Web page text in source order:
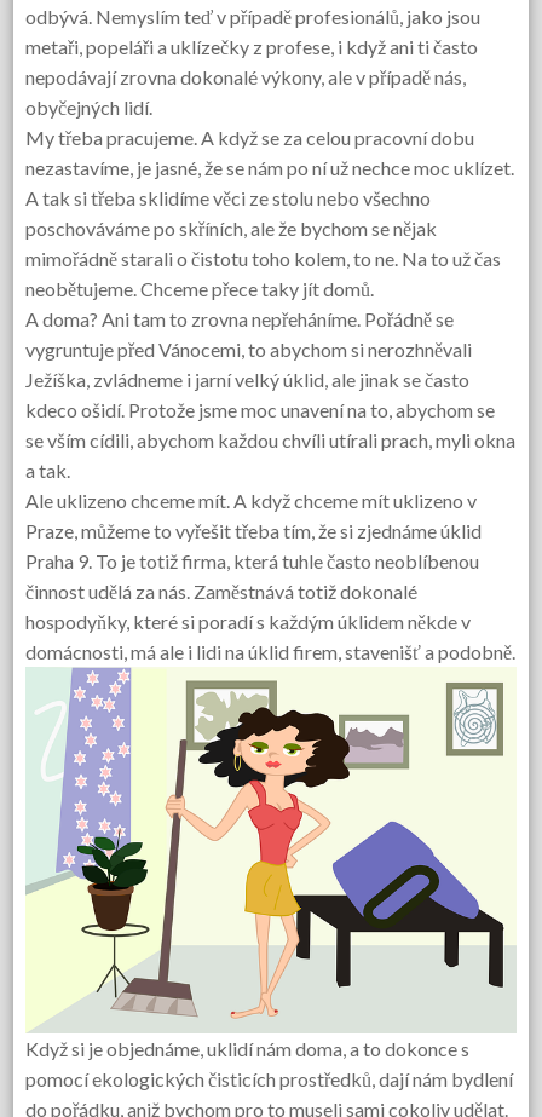
odbývá. Nemyslím teď v případě profesionálů, jako jsou
metaři, popeláři a uklízečky z profese, i když ani ti často
nepodávají zrovna dokonalé výkony, ale v případě nás,
obyčejných lidí.
My třeba pracujeme. A když se za celou pracovní dobu
nezastavíme, je jasné, že se nám po ní už nechce moc uklízet.
A tak si třeba sklidíme věci ze stolu nebo všechno
poschováváme po skříních, ale že bychom se nějak
mimořádně starali o čistotu toho kolem, to ne. Na to už čas
neobětujeme. Chceme přece taky jít domů.
A doma? Ani tam to zrovna nepřeháníme. Pořádně se
vygruntuje před Vánocemi, to abychom si nerozhněvali
Ježíška, zvládneme i jarní velký úklid, ale jinak se často
kdeco ošidí. Protože jsme moc unavení na to, abychom se
se vším cídili, abychom každou chvíli utírali prach, myli okna
a tak.
Ale uklizeno chceme mít. A když chceme mít uklizeno v
Praze, můžeme to vyřešit třeba tím, že si zjednámeúklid
Praha 9. To je totiž firma, která tuhle často neoblíbenou
činnost udělá za nás. Zaměstnává totiž dokonalé
hospodyňky, které si poradí s každým úklidem někde v
domácnosti, má ale i lidi na úklid firem, stavenišť a podobně.
Když si je objednáme, uklidí nám doma, a to dokonce s
pomocí ekologických čisticích prostředků, dají nám bydlení
do pořádku, aniž bychom pro to museli sami cokoliv udělat.